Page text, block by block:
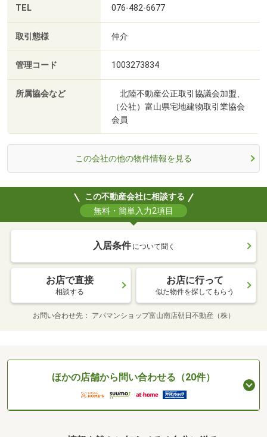
TEL 076-482-6677
取引態様 仲介
管理コード 1003273834
所属協会など
北陸不動産公正取引協議会加盟、
（公社）富山県宅地建物取引業協会
会員
この会社の他の物件情報を見る
この不動産会社に相談する
無料・簡単入力2項目
入居条件 について聞く
お店で直接
相談する
お店に行って
似た物件を探してもらう
お問い合わせ先 アパマンショップ富山南店朝日不動産（株）
ほかの店舗から問い合わせる（20件）